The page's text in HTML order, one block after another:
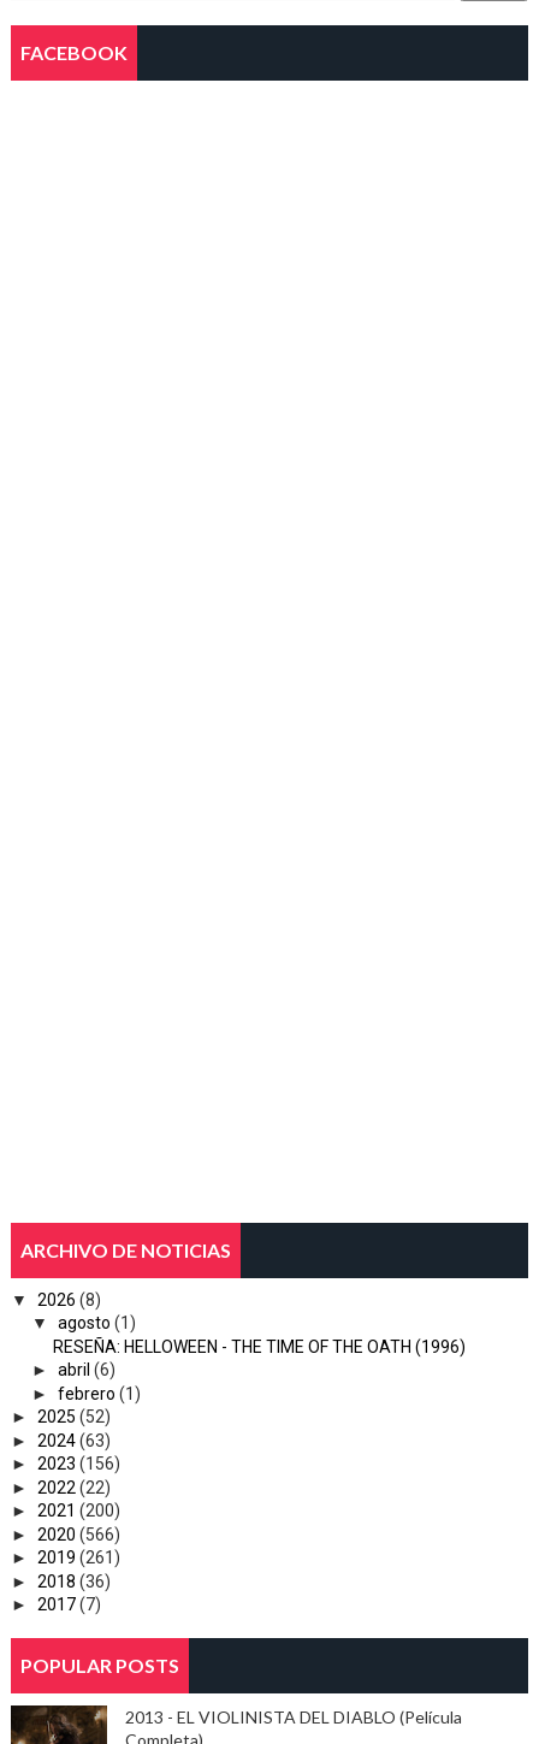
FACEBOOK
ARCHIVO DE NOTICIAS
▼ 2026 (8)
▼
agosto (1)
RESEÑA: HELLOWEEN - THE TIME OF THE OATH (1996)
► abril (6)
► febrero (1)
► 2025 (52)
► 2024(63)
► 2023 (156)
► 2022 (22)
► 2021 (200)
► 2020 (566)
► 2019 (261)
► 2018 (36)
► 2017(7)
POPULAR POSTS
2013 - EL VIOLINISTA DEL DIABLO (Película
Completa).